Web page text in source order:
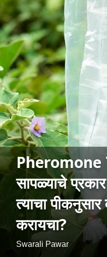
Pheromone
सापळ्याचे
त्याचा
करायचा?
Swarali Pawar